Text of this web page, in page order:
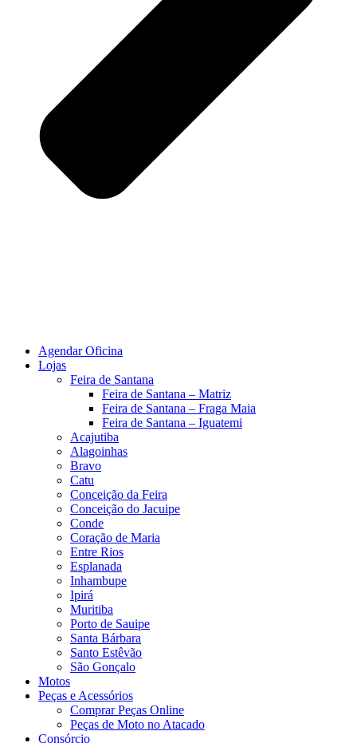
Agendar Oficina
Lojas
Feira de Santana
Feira de Santana – Matriz
Feira de Santana – Fraga Maia
Feira de Santana – Iguatemi
Acajutiba
Alagoinhas
Bravo
Catu
Conceição da Feira
Conceição do Jacuipe
Conde
Coração de Maria
Entre Rios
Esplanada
Inhambupe
Ipirá
Muritiba
Porto de Sauipe
Santa Bárbara
Santo Estêvão
São Gonçalo
Motos
Peças e Acessórios
Comprar Peças Online
Peças de Moto no Atacado
Consórcio